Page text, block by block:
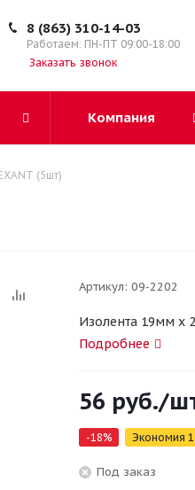
8 (863) 310-14-03
Работаем: ПН-ПТ 09:00-18:00
Заказать звонок
Компания
(5шт)
Артикул: 09-2202
Изолента 19мм х
Подробнее
56 руб./
-18% Экономия
Под заказ